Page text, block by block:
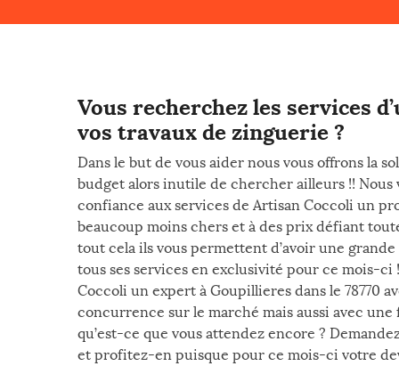
Vous recherchez les services
vos travaux de zinguerie ?
Dans le but de vous aider nous vous offrons la
budget alors inutile de chercher ailleurs !! Nous
confiance aux services de Artisan Coccoli un
beaucoup moins chers et à des prix défiant
tout cela ils vous permettent d’avoir une
tous ses services en exclusivité pour ce mois-ci
Coccoli un expert à Goupillieres dans le 78770
concurrence sur le marché mais aussi avec
qu’est-ce que vous attendez encore ?
et profitez-en puisque pour ce mois-ci votre